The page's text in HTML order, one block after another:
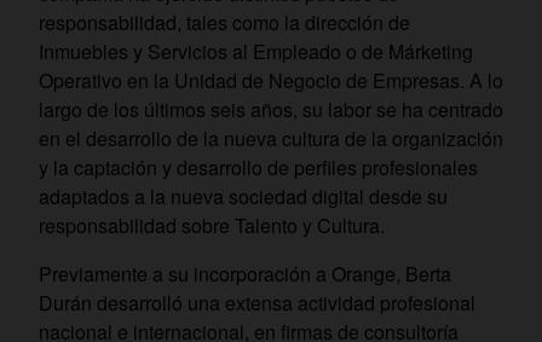
responsabilidad, tales como la dirección de
Inmuebles y Servicios al Empleado o de Márketing
Operativo en la Unidad de Negocio de Empresas. A lo
largo de los últimos seis años, su labor se ha centrado
en el desarrollo de la nueva cultura de la organización
y la captación y desarrollo de perfiles profesionales
adaptados a la nueva sociedad digital desde su
responsabilidad sobre Talento y Cultura.
Previamente a su incorporación a Orange, Berta
Durán desarrolló una extensa actividad profesional
nacional e internacional, en firmas de consultoría